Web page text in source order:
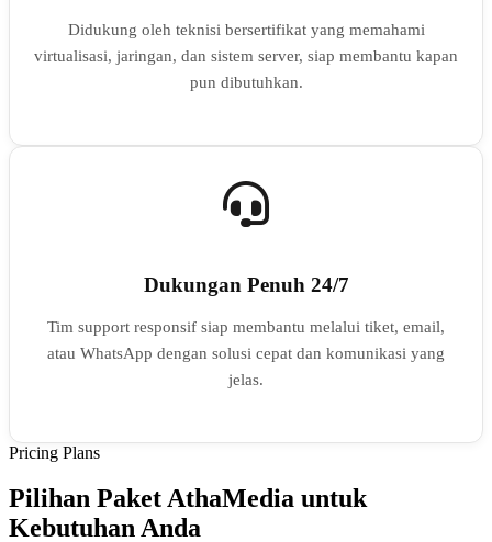
Didukung oleh teknisi bersertifikat yang memahami
virtualisasi, jaringan, dan sistem server, siap membantu kapan
pun dibutuhkan.
Dukungan Penuh 24/7
Tim support responsif siap membantu melalui tiket, email,
atau WhatsApp dengan solusi cepat dan komunikasi yang
jelas.
Pricing Plans
Pilihan Paket AthaMedia untuk
Kebutuhan Anda